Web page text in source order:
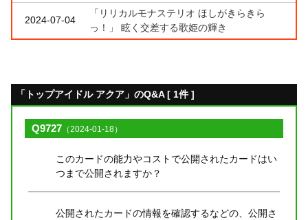
2024-07-04
「リリカルモナステリオ ほしがきらきら
っ！」 眩く交差する歌姫の輝き
「トップアイドル アクア」のQ&A [ 1件 ]
Q9727 （2024-01-18）
このカードの能力やコストで公開されたカードはい
つまで公開されますか？
公開されたカードの情報を確認するなどの、公開さ